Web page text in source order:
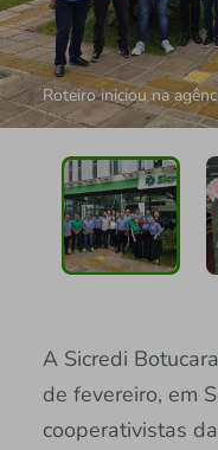
Roteiro iniciou na
A Sicredi
de fevereiro, em
cooperativistas